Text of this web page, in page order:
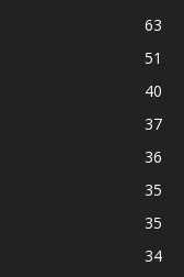
63
51
40
37
36
35
35
34